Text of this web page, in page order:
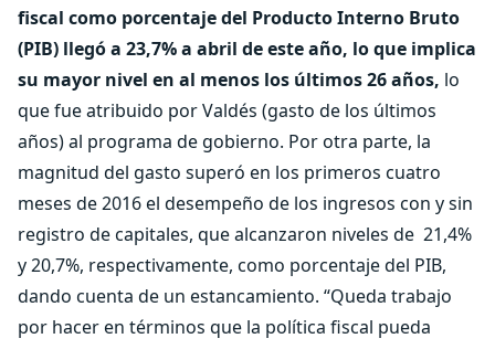
fiscal como porcentaje del Producto Interno Bruto
(PIB) llegó a 23,7% a abril de este año, lo que implica
su mayor nivel en al menos los últimos 26 años, lo
que fue atribuido por Valdés (gasto de los últimos
años) al programa de gobierno. Por otra parte, la
magnitud del gasto superó en los primeros cuatro
meses de 2016 el desempeño de los ingresos con y sin
registro de capitales, que alcanzaron niveles de 21,4%
y 20,7%, respectivamente, como porcentaje del PIB,
dando cuenta de un estancamiento. “Queda trabajo
por hacer en términos que la política fiscal pueda